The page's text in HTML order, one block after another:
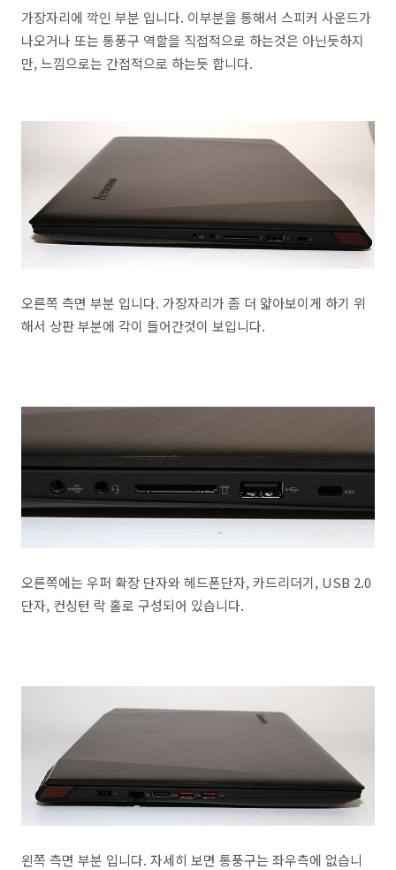
가장자리에 깍인 부분 입니다. 이부분을 통해서 스피커 사운드가
나오거나 또는 통풍구 역할을 직접적으로 하는것은 아닌듯하지
만, 느낌으로는 간접적으로 하는듯 합니다.
오른쪽 측면 부분 입니다. 가장자리가 좀 더 얇아보이게 하기 위
해서 상판 부분에 각이 들어간것이 보입니다.
오른쪽에는 우퍼 확장 단자와 헤드폰단자, 카드리더기, USB 2.0
단자, 컨싱턴 락 홀로 구성되어 있습니다.
왼쪽 측면 부분 입니다. 자세히 보면 통풍구는 좌우측에 없습니